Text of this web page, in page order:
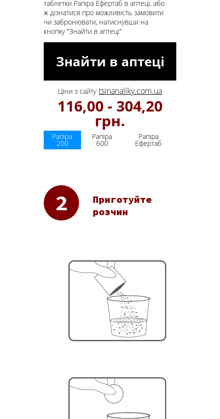
таблетки Рапіра Ефертаб в аптеці, або
ж дізнатися про можливість замовити
чи забронювати, натиснувши на
кнопку "Знайти в аптеці"
Знайти в аптеці
Ціни з сайту tsinanaliky.com.ua
116,00 - 304,20
грн.
Рапіра
200
Рапіра
600
Рапіра
Ефертаб
Приготуйте
розчин